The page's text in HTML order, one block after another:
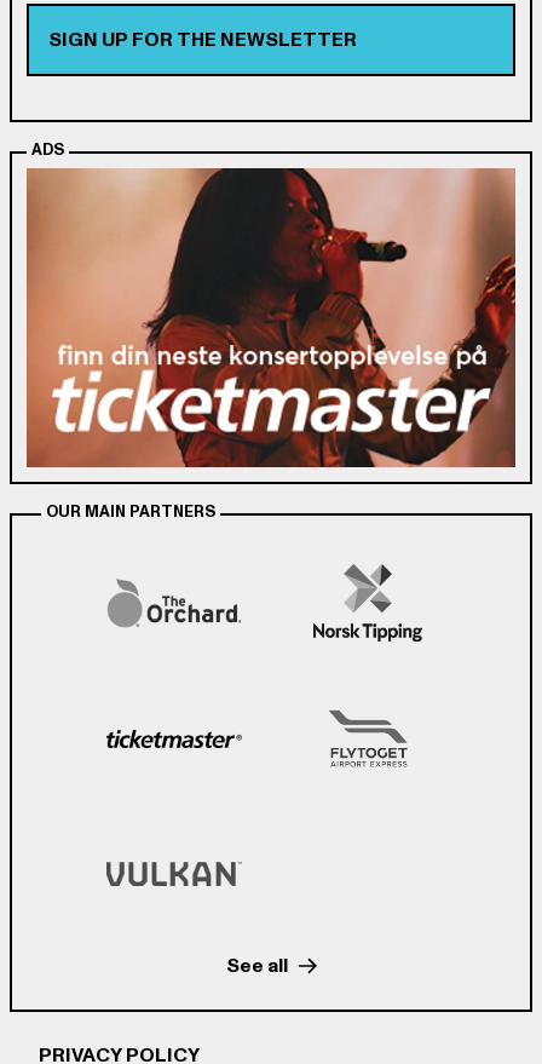
SIGN UP FOR THE NEWSLETTER
ADS
OUR MAIN PARTNERS
See all
PRIVACY POLICY